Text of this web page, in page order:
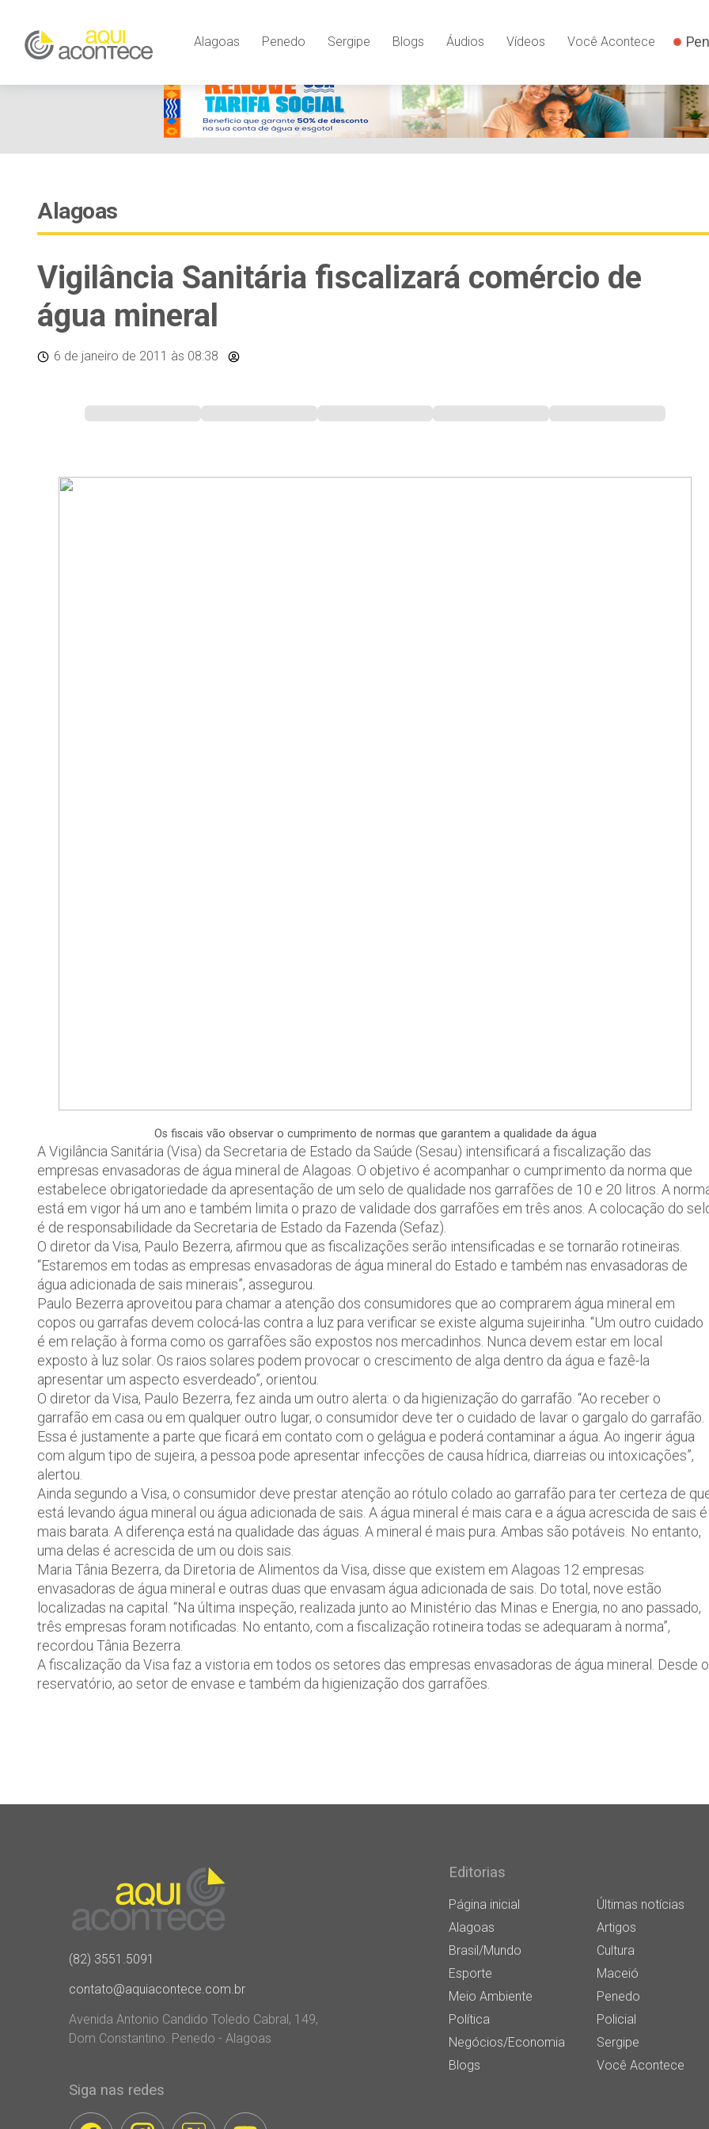
Alagoas Penedo Sergipe Blogs Áudios Vídeos Você Acontece
Alagoas
Vigilância Sanitária fiscalizará comércio de
água mineral
6 de janeiro de 2011 às 08:38
Os fiscais vão observar o cumprimento de normas que garantem a qualidade da água
A Vigilância Sanitária (Visa) da Secretaria de Estado da Saúde (Sesau) intensificará a fiscalização das
empresas envasadoras de água mineral de Alagoas. O objetivo é acompanhar o cumprimento da norma que
estabelece obrigatoriedade da apresentação de um selo de qualidade nos garrafões de 10 e 20 litros. A
está em vigor há um ano e também limita o prazo de validade dos garrafões em três anos. A colocação do
é de responsabilidade da Secretaria de Estado da Fazenda (Sefaz).
O diretor da Visa, Paulo Bezerra, afirmou que as fiscalizações serão intensificadas e se tornarão rotineiras.
“Estaremos em todas as empresas envasadoras de água mineral do Estado e também nas envasadoras de
água adicionada de sais minerais”, assegurou.
Paulo Bezerra aproveitou para chamar a atenção dos consumidores que ao comprarem água mineral em
copos ou garrafas devem colocá-las contra a luz para verificar se existe alguma sujeirinha. “Um outro cuidado
é em relação à forma como os garrafões são expostos nos mercadinhos. Nunca devem estar em local
exposto à luz solar. Os raios solares podem provocar o crescimento de alga dentro da água e fazê-la
apresentar um aspecto esverdeado”, orientou.
O diretor da Visa, Paulo Bezerra, fez ainda um outro alerta: o da higienização do garrafão. “Ao receber o
garrafão em casa ou em qualquer outro lugar, o consumidor deve ter o cuidado de lavar o gargalo do garrafão.
Essa é justamente a parte que ficará em contato com o gelágua e poderá contaminar a água. Ao ingerir água
com algum tipo de sujeira, a pessoa pode apresentar infecções de causa hídrica, diarreias ou intoxicações”,
alertou.
Ainda segundo a Visa, o consumidor deve prestar atenção ao rótulo colado ao garrafão para ter certeza de
está levando água mineral ou água adicionada de sais. A água mineral é mais cara e a água acrescida de sais é
mais barata. A diferença está na qualidade das águas. A mineral é mais pura. Ambas são potáveis. No entanto,
uma delas é acrescida de um ou dois sais.
Maria Tânia Bezerra, da Diretoria de Alimentos da Visa, disse que existem em Alagoas 12 empresas
envasadoras de água mineral e outras duas que envasam água adicionada de sais. Do total, nove estão
localizadas na capital. “Na última inspeção, realizada junto ao Ministério das Minas e Energia, no ano passado,
três empresas foram notificadas. No entanto, com a fiscalização rotineira todas se adequaram à norma”,
recordou Tânia Bezerra.
A fiscalização da Visa faz a vistoria em todos os setores das empresas envasadoras de água mineral. Desde o
reservatório, ao setor de envase e também da higienização dos garrafões.
(82) 3551.5091
contato@aquiacontece.com.br
Avenida Antonio Candido Toledo Cabral, 149,
Dom Constantino. Penedo - Alagoas
Siga nas redes
Editorias
Página inicial
Últimas notícias
Alagoas
Artigos
Brasil/Mundo
Cultura
Esporte
Maceió
Meio Ambiente
Penedo
Política
Policial
Negócios/Economia
Sergipe
Blogs
Você Acontece